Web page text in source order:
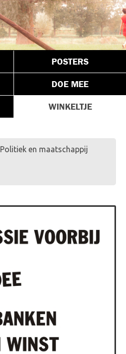
POSTERS
DOE MEE
WINKELTJE
Politiek en maatschappij